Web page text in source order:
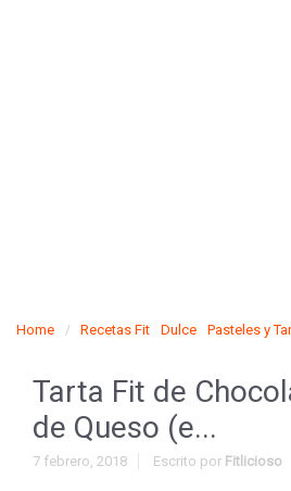
Home Recetas Fit Dulce Pasteles y
Tarta Fit de
de Queso (e...
7 febrero, 2018 Escrito por Fitlicioso